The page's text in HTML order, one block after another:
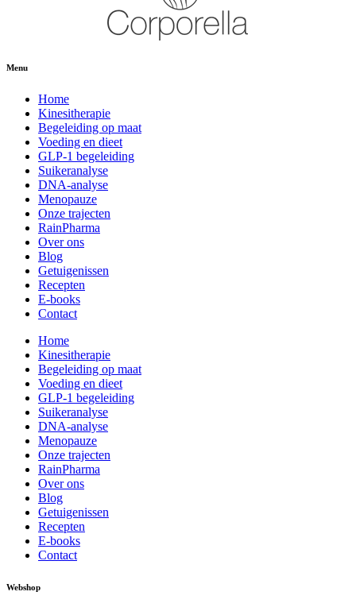
Menu
Home
Kinesitherapie
Begeleiding op maat
Voeding en dieet
GLP-1 begeleiding
Suikeranalyse
DNA-analyse
Menopauze
Onze trajecten
RainPharma
Over ons
Blog
Getuigenissen
Recepten
E-books
Contact
Home
Kinesitherapie
Begeleiding op maat
Voeding en dieet
GLP-1 begeleiding
Suikeranalyse
DNA-analyse
Menopauze
Onze trajecten
RainPharma
Over ons
Blog
Getuigenissen
Recepten
E-books
Contact
Webshop